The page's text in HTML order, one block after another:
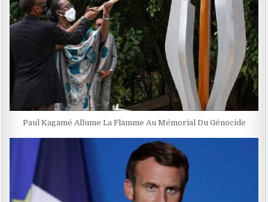
Paul Kagamé Allume La Flamme Au Mémorial Du Génocide